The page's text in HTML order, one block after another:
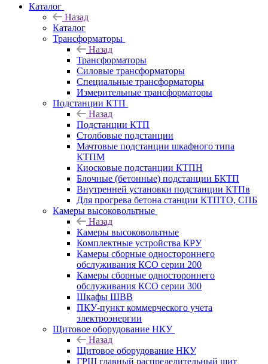
Каталог
Назад
Каталог
Трансформаторы
Назад
Трансформаторы
Силовые трансформаторы
Специальные трансформаторы
Измерительные трансформаторы
Подстанции КТП
Назад
Подстанции КТП
Столбовые подстанции
Мачтовые подстанции шкафного типа
КТПМ
Киосковые подстанции КТПН
Блочные (бетонные) подстанции БКТП
Внутренней установки подстанции КТПв
Для прогрева бетона станции КТПТО, СПБ
Камеры высоковольтные
Назад
Камеры высоковольтные
Комплектные устройства КРУ
Камеры сборные одностороннего
обслуживания КСО серии 200
Камеры сборные одностороннего
обслуживания КСО серии 300
Шкафы ШВВ
ПКУ-пункт коммерческого учета
электроэнергии
Щитовое оборудование НКУ
Назад
Щитовое оборудование НКУ
ГРЩ главный распределительный щит